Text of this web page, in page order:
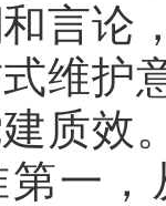
言论
维护
质效
一